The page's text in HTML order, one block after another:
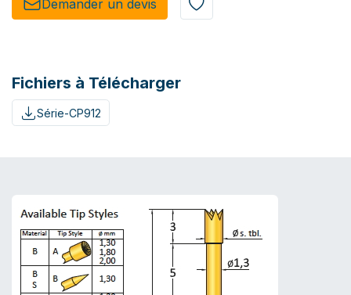
Demander un de​​vis​​
Fichiers à Télécharger
Série-CP912